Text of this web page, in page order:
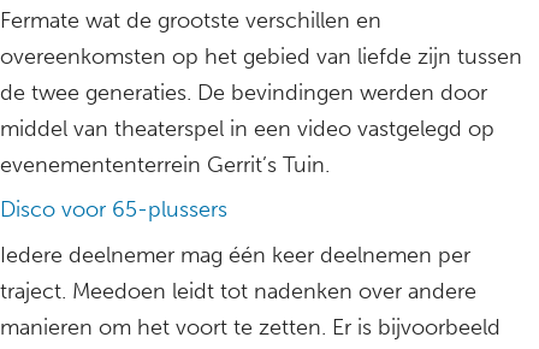
Fermate wat de grootste verschillen en
overeenkomsten op het gebied van liefde zijn tussen
de twee generaties. De bevindingen werden door
middel van theaterspel in een video vastgelegd op
evenemententerrein Gerrit’s Tuin.
Disco voor 65-plussers
Iedere deelnemer mag één keer deelnemen per
traject. Meedoen leidt tot nadenken over andere
manieren om het voort te zetten. Er is bijvoorbeeld